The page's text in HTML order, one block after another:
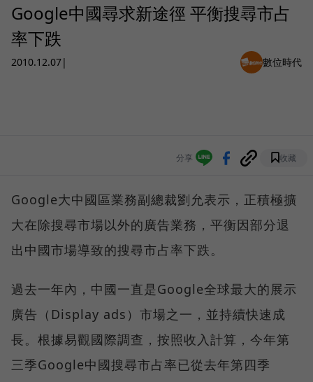
Google中國尋求新途徑 平衡搜尋市占
率下跌
2010.12.07| 數位時代
分享 收藏
Google大中國區業務副總裁劉允表示，正積極擴
大在除搜尋市場以外的廣告業務，平衡因部分退
出中國市場導致的搜尋市占率下跌。
過去一年內，中國一直是Google全球最大的展示
廣告（Display ads）市場之一，並持續快速成
長。根據易觀國際調查，按照收入計算，今年第
三季Google中國搜尋市占率已從去年第四季